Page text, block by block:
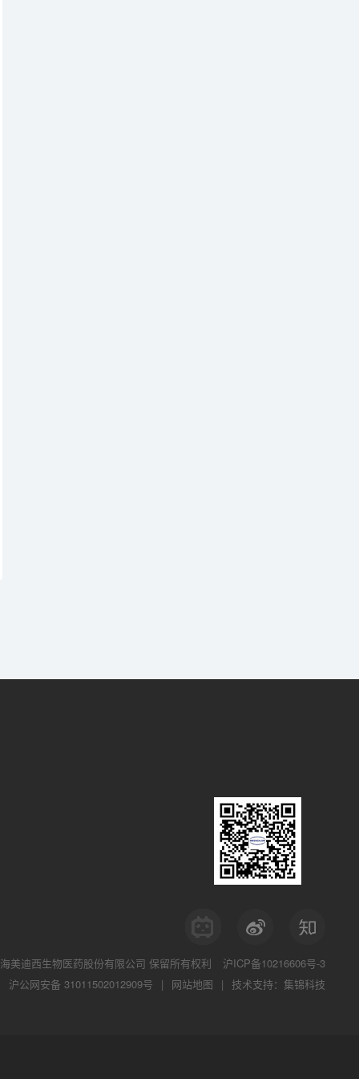
海美迪西生物医药股份有限公司 保留所有权利
沪ICP备10216606号-3
沪公网安备 31011502012909号
| 网站地图 | 技术支持：集锦科技